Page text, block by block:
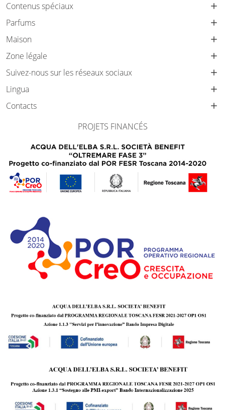
Contenus spéciaux
Parfums
Maison
Zone légale
Suivez-nous sur les réseaux sociaux
Lingua
Contacts
PROJETS FINANCÉS